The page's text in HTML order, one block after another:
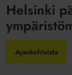
Helsinki
Ajankohtaista